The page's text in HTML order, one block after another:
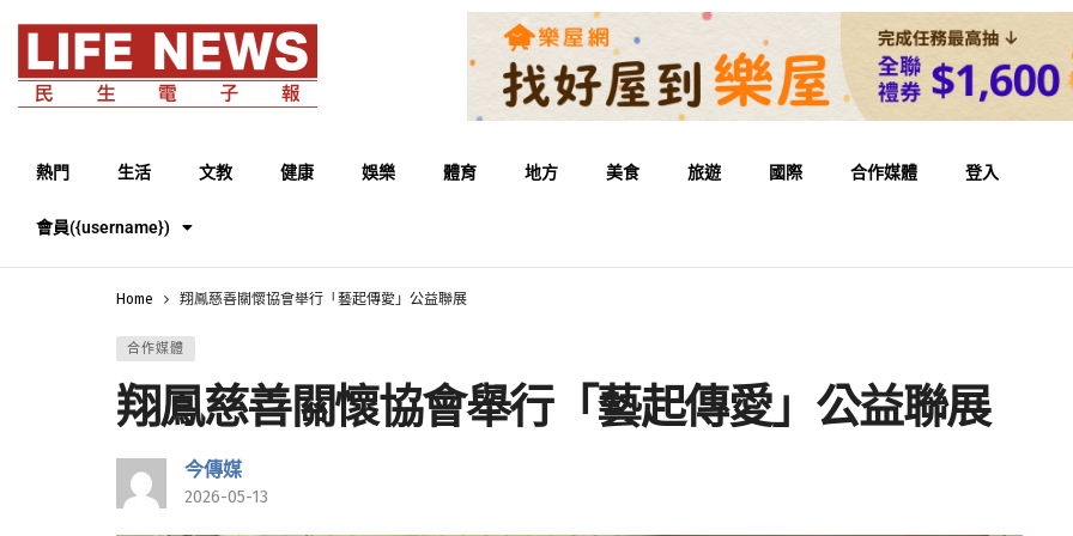
熱門 生活 文教 健康 娛樂 體育 地方 美食 旅遊 國際 合作媒體 登入
會員({username})
Home 翔鳳慈善關懷協會舉行「藝起傳愛」公益聯展
合作媒體
翔鳳慈善關懷協會舉行「藝起傳愛」公益聯展
今傳媒
2026-05-13